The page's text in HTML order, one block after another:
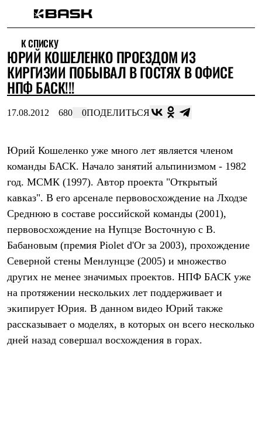
Интернет-магазин
Мужская одежда
Утепленная пухом
Куртки
Брюки
Комбинезоны
Штормовая одежда
Куртки
Брюки
Софтшелл одежда
Куртки
Брюки
Флисовая одежда
Куртки
Брюки
Жилеты
Термобелье
Теплое термобелье
Легкое термобелье
Лёгкая одежда
Футболки
Рубашки
Толстовки
К СПИСКУ
ЮРИЙ КОШЕЛЕНКО ПРОЕЗДОМ ИЗ
КИРГИЗИИ ПОБЫВАЛ В ГОСТЯХ В ОФИСЕ
НПФ БАСК!!!
17.08.2012 680 0ПОДЕЛИТЬСЯ
Юрий Кошеленко уже много лет является членом
команды БАСК. Начало занятий альпинизмом - 1982
год. МСМК (1997). Автор проекта "Открытый
кавказ". В его арсенале первовосхождение на Лходзе
Среднюю в составе российской команды (2001),
первовосхождение на Нупцзе Восточную с В.
Бабановым (премия Piolet d'Or за 2003), прохождение
Северной стены Менлунцзе (2005) и множество
других не менее значимых проектов. НПФ БАСК уже
на протяжении нескольких лет поддерживает и
экипирует Юрия. В данном видео Юрий также
рассказывает о моделях, в которых он всего несколько
дней назад совершал восхождения в горах.